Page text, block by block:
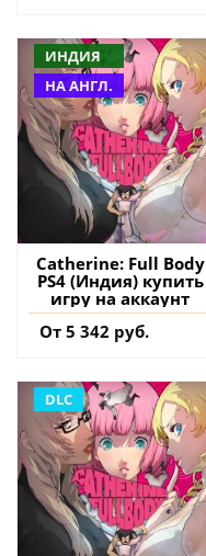
ИНДИЯ
НА АНГЛ.
Catherine: Full Body
PS4 (Индия) купить
игру на аккаунт
От 5 342 руб.
DLC